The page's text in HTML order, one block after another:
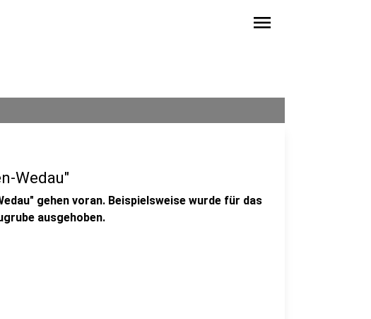
menu
Wedau"
gehen voran. Beispielsweise wurde für das
ausgehoben.